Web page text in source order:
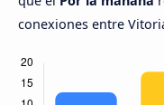
conexiones entre